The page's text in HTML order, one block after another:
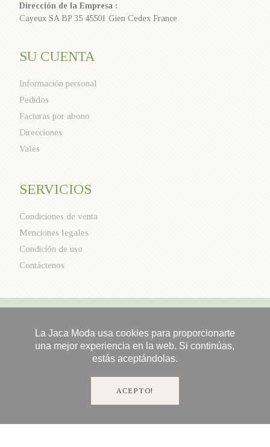
Dirección de la Empresa :
Cayeux SA BP 35 45501 Gien Cedex France
SU CUENTA
Información personal
Pedidos
Facturas por abono
Direcciones
Vales
SERVICIOS
Condiciones de venta
Menciones legales
Condición de uso
Contáctenos
La Jaca Moda usa cookies para proporcionarte
una mejor experiencia en la web. Si continúas,
estás aceptándolas.
ACEPTO!